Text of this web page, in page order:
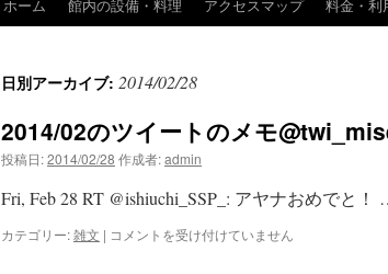
ホーム 館内の設備・料理 アクセスマップ 料金・利
日別アーカイブ: 2014/02/28
2014/02のツイートのメモ
投稿日:2014/02/28 作成者:admin
Fri, Feb 28 RT @ishiuchi_SSP_: アヤナおめでと！
カテゴリー:雑文 | 2014/02
コメントを受け付けていません